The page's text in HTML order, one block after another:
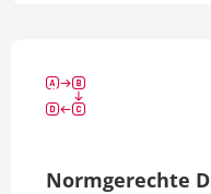
Normgerechte